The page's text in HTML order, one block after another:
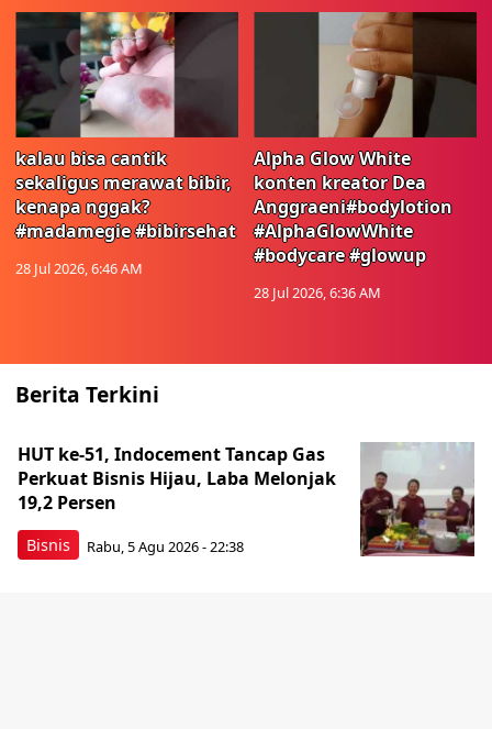
kalau bisa cantik
sekaligus merawat bibir,
kenapa nggak?
#madamegie #bibirsehat
28 Jul 2026, 6:46 AM
Alpha Glow White
konten kreator Dea
Anggraeni#bodylotion
#AlphaGlowWhite
#bodycare #glowup
28 Jul 2026, 6:36 AM
Berita Terkini
Bisnis
HUT ke-51, Indocement Tancap Gas
Perkuat Bisnis Hijau, Laba Melonjak
19,2 Persen
Rabu, 5 Agu 2026 - 22:38